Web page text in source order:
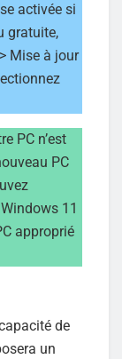
activée si
gratuite,
Mise à jour
PC n’est
PC
11
approprié
de
un